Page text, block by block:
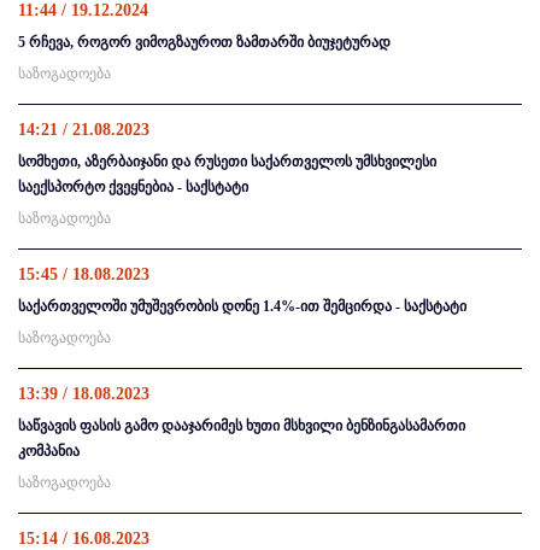
11:44 / 19.12.2024
5 რჩევა, როგორ ვიმოგზაუროთ ზამთარში ბიუჯეტურად
საზოგადოება
14:21 / 21.08.2023
სომხეთი, აზერბაიჯანი და რუსეთი საქართველოს უმსხვილესი
საექსპორტო ქვეყნებია - საქსტატი
საზოგადოება
15:45 / 18.08.2023
საქართველოში უმუშევრობის დონე 1.4%-ით შემცირდა - საქსტატი
საზოგადოება
13:39 / 18.08.2023
საწვავის ფასის გამო დააჯარიმეს ხუთი მსხვილი ბენზინგასამართი
კომპანია
საზოგადოება
15:14 / 16.08.2023